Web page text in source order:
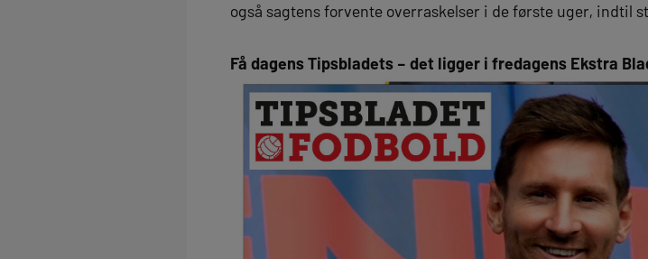
også sagtens forvente overraskelser i de første uger, indtil
Få dagens Tipsbladets – det ligger i fredagens Ekstra